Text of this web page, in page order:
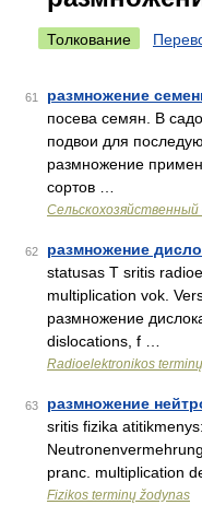
Толкование
61 размножение
посева семян. В
подвои для
размножение
сортов …
Сельскохозяйственный
62 размножение
statusas T sritis
multiplication vok.
размножение
dislocations, f …
Radioelektronikos
63 размножение
sritis fizika
pranc. multiplication
Fizikos terminų žodynas